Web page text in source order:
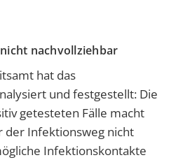
nachvollziehbar
hat das
und festgestellt: Die
getesteten Fälle macht
der Infektionsweg nicht
Infektionskontakte